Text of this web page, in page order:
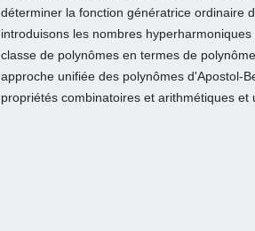
déterminer la fonction génératrice ordinaire
introduisons les nombres
classe de polynômes en termes de
approche unifiée des polynômes d'Apostol-
propriétés combinatoires et arithmétiques